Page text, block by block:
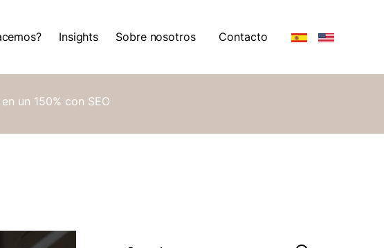
Insights
Sobre nosotros
Contacto
un 150% con SEO